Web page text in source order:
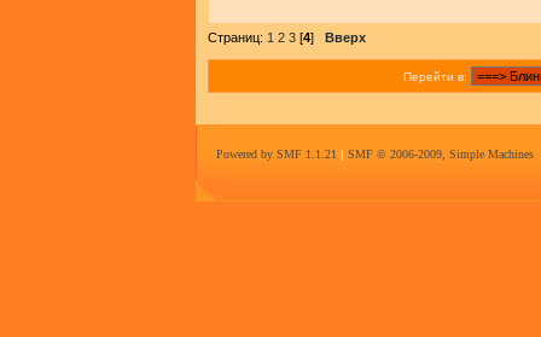
Страниц: 1 2 3 [4] Вверх
Перейти в:
Powered by SMF 1.1.21 | SMF © 2006-2009, Simple Machines